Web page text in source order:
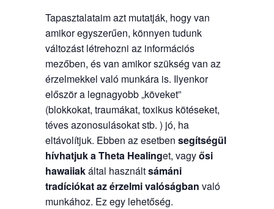
Tapasztalataim azt mutatják, hogy van
amikor egyszerűen, könnyen tudunk
változást létrehozni az információs
mezőben, és van amikor szükség van az
érzelmekkel való munkára is. Ilyenkor
először a legnagyobb „köveket”
(blokkokat, traumákat, toxikus kötéseket,
téves azonosulásokat stb. ) jó, ha
eltávolítjuk. Ebben az esetben segítségül
hívhatjuk aTheta Healinget, vagyősi
hawaiiakáltal használtsámáni
tradíciókataz érzelmi valóságban való
munkához. Ez egy lehetőség.